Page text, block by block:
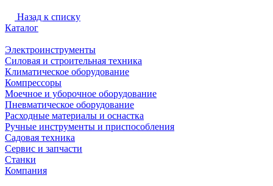
Назад к списку
Каталог
Электроинструменты
Силовая и строительная техника
Климатическое оборудование
Компрессоры
Моечное и уборочное оборудование
Пневматическое оборудование
Расходные материалы и оснастка
Ручные инструменты и приспособления
Садовая техника
Сервис и запчасти
Станки
Компания